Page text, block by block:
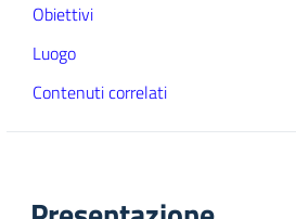
Obiettivi
Luogo
Contenuti correlati